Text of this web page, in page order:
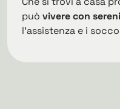
può vivere con
l’assistenza e i